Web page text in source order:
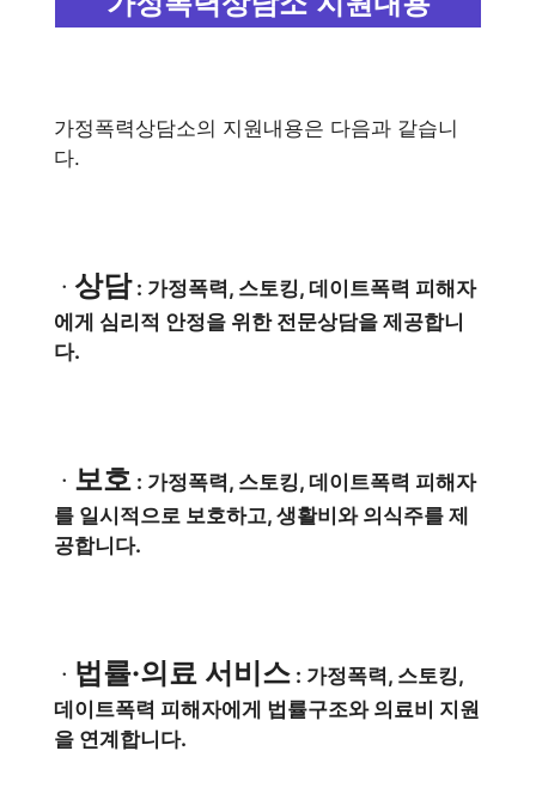
가정폭력상담소의 지원내용은 다음과 같습니
다.
ㆍ 상담: 가정폭력, 스토킹, 데이트폭력 피해자
에게 심리적 안정을 위한 전문상담을 제공합니
다.
ㆍ 보호 : 가정폭력, 스토킹, 데이트폭력 피해자
를 일시적으로 보호하고, 생활비와 의식주를 제
공합니다.
ㆍ 법률·의료 서비스 : 가정폭력, 스토킹,
데이트폭력 피해자에게 법률구조와 의료비 지원
을 연계합니다.